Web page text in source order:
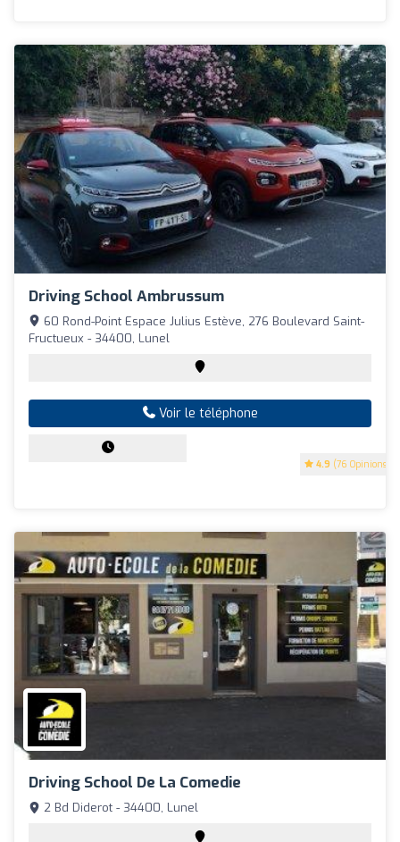
Driving School Ambrussum
4.9 (76 Opinions)
60 Rond-Point Espace Julius Estève, 276 Boulevard Saint-
Fructueux - 34400, Lunel
Voir le téléphone
Driving School De La Comedie
2 Bd Diderot - 34400, Lunel